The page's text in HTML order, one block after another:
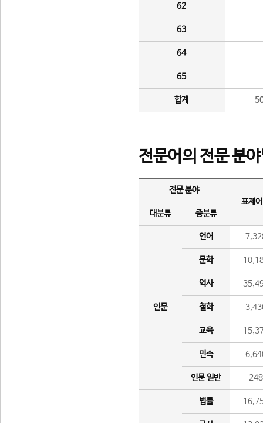
62
63
64
65
합계
전문어의 전문 분
전문 분야
표제
대분류
중분류
인문
언어
문학
역사
철학
교육
민속
인문 일반 248
법률